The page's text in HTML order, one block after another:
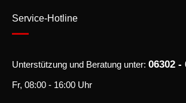
Service-Hotline
Unterstützung und Beratung unter: 06302 -
Fr, 08:00 - 16:00 Uhr